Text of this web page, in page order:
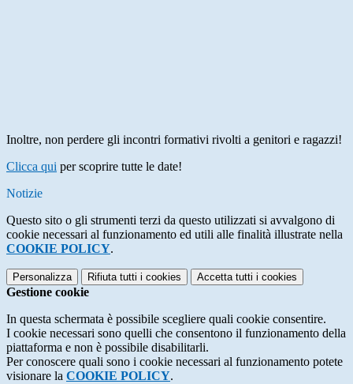
Inoltre, non perdere gli incontri formativi rivolti a genitori e ragazzi!
Clicca qui per scoprire tutte le date!
Notizie
Questo sito o gli strumenti terzi da questo utilizzati si avvalgono di
cookie necessari al funzionamento ed utili alle finalità illustrate nella
COOKIE POLICY.
Personalizza Rifiuta tutti i cookies Accetta tutti i cookies
Gestione cookie
In questa schermata è possibile scegliere quali cookie consentire.
I cookie necessari sono quelli che consentono il funzionamento della
piattaforma e non è possibile disabilitarli.
Per conoscere quali sono i cookie necessari al funzionamento potete
visionare la COOKIE POLICY.